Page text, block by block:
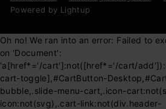
Powered by Lightup
Oh no! We ran into an error: Failed to
on 'Document':
'a[href*='/cart']:not([href*='/cart/
cart-toggle],#CartButton-
bubble,.slide-menu-cart,.icon-
icon:not(svg),.cart-link:not(div.header-